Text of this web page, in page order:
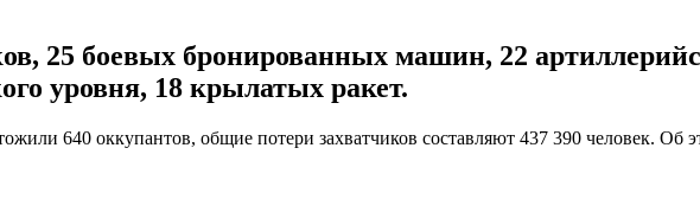
25 боевых бронированных машин, 22
уровня, 18 крылатых ракет.
640 оккупантов, общие потери захватчиков составляют 437 390 человек. Об